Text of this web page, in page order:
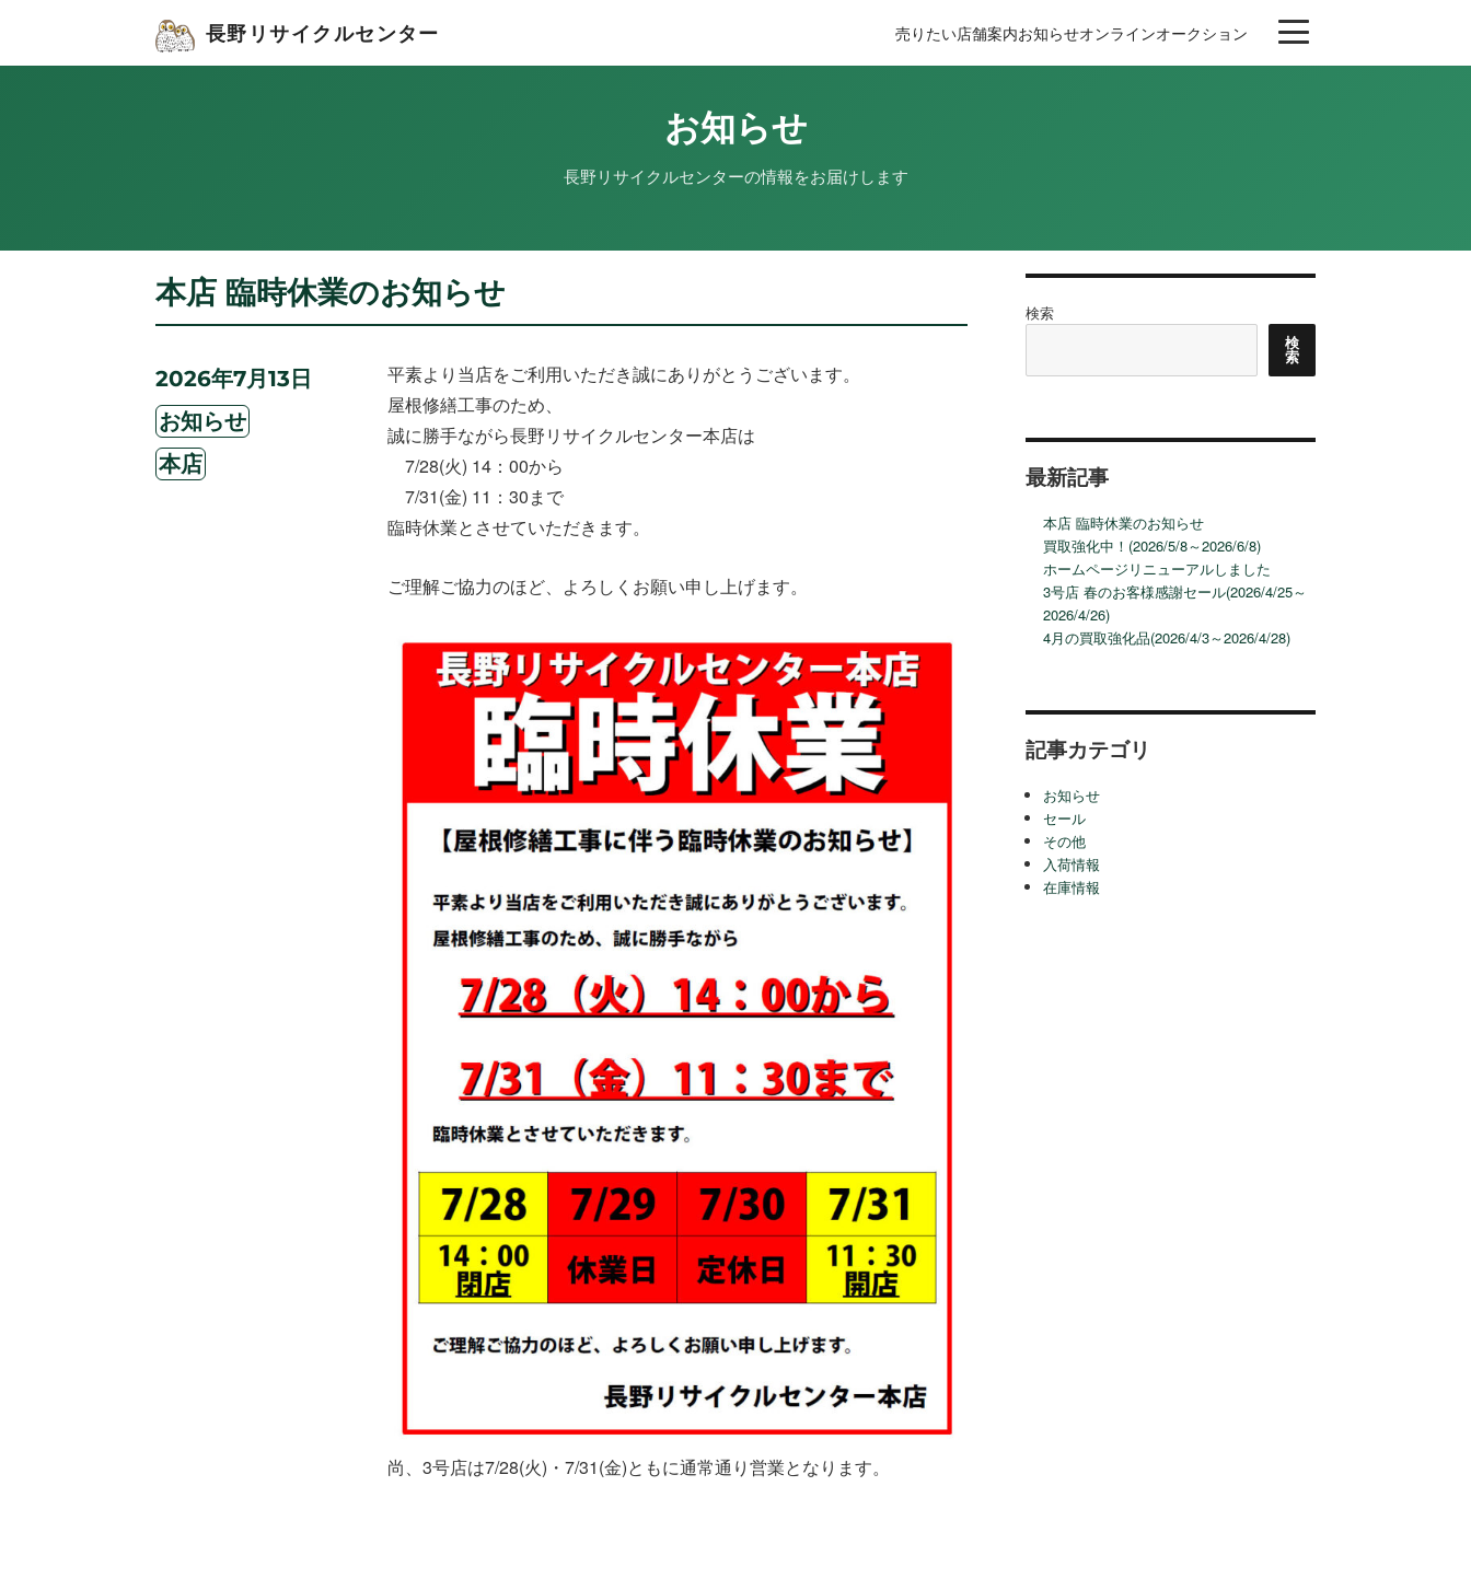
長野リサイクルセンター 売りたい店舗案内お知らせオンラインオークション
お知らせ
長野リサイクルセンターの情報をお届けします
本店 臨時休業のお知らせ
平素より当店をご利用いただき誠にありがとうございます。
屋根修繕工事のため、
誠に勝手ながら長野リサイクルセンター本店は
7/28(火) 14：00から
7/31(金) 11：30まで
臨時休業とさせていただきます。
ご理解ご協力のほど、よろしくお願い申し上げます。
尚、3号店は7/28(火)・7/31(金)ともに通常通り営業となります。
投
日:
2026年7月13日
カ
テ
ゴ
リ
お知らせ
タ
グ
本店
検索
検
索
最新記事
本店 臨時休業のお知らせ
買取強化中！(2026/5/8～2026/6/8)
ホームページリニューアルしました
3号店 春のお客様感謝セール(2026/4/25～
2026/4/26)
4月の買取強化品(2026/4/3～2026/4/28)
記事カテゴリ
お知らせ
セール
その他
入荷情報
在庫情報